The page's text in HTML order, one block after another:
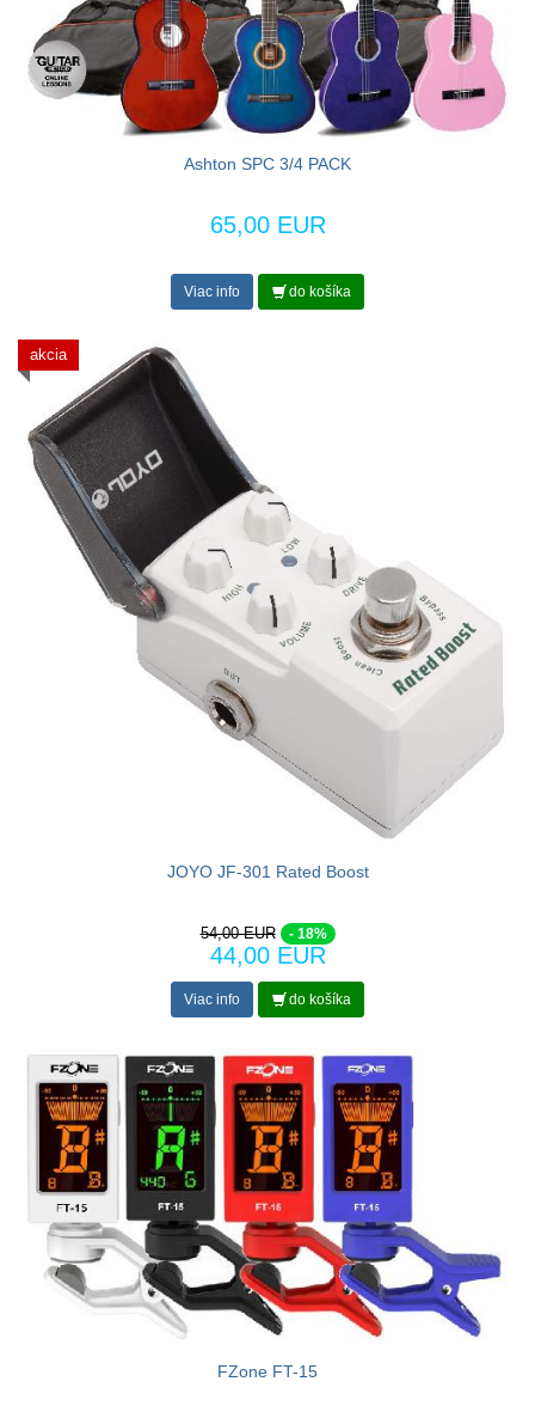
Ashton SPC 3/4 PACK
65,00 EUR
Viac info do košíka
akcia
JOYO JF-301 Rated Boost
54,00 EUR - 18%
44,00 EUR
Viac info do košíka
FZone FT-15